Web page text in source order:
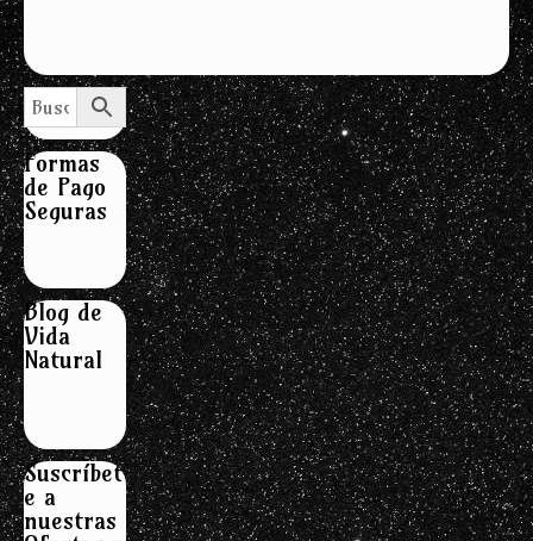
Formas
de Pago
Seguras
Blog de
Vida
Natural
Suscríbet
e a
nuestras